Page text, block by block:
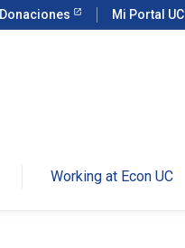
Donaciones Mi Portal UC
Working at Econ UC